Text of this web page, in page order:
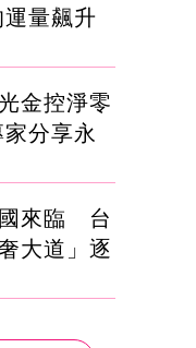
量飆升
金控淨零
分享永
來臨 台
大道」逐